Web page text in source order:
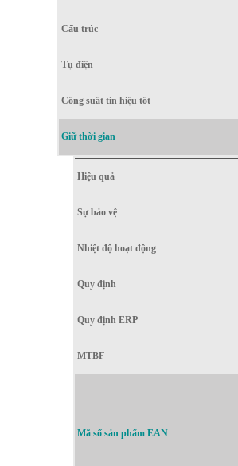
Cấu trúc
Tụ điện
Công suất tín hiệu tốt
Giữ thời gian
Hiệu quả
Sự bảo vệ
Nhiệt độ hoạt động
Quy định
Quy định ERP
MTBF
Mã số sản phẩm EAN